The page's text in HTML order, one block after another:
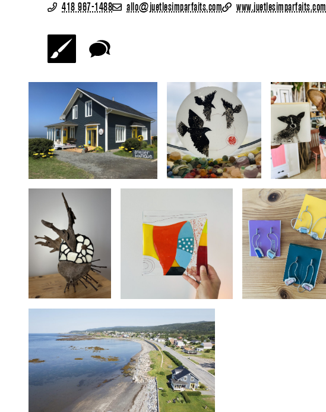
418 967-1488 allo@juetlesimparfaits.com www.juetlesimparfaits.com